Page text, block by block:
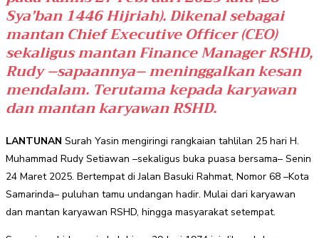
Sya’ban 1446 Hijriah). Dikenal sebagai
mantan Chief Executive Officer (CEO)
sekaligus mantan Finance Manager RSHD,
Rudy –sapaannya– meninggalkan kesan
mendalam. Terutama kepada karyawan
dan mantan karyawan RSHD.
LANTUNAN Surah Yasin mengiringi rangkaian tahlilan 25 hari H.
Muhammad Rudy Setiawan –sekaligus buka puasa bersama– Senin
24 Maret 2025. Bertempat di Jalan Basuki Rahmat, Nomor 68 –Kota
Samarinda– puluhan tamu undangan hadir. Mulai dari karyawan
dan mantan karyawan RSHD, hingga masyarakat setempat.